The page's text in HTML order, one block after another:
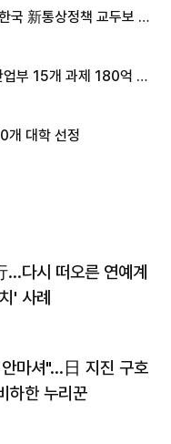
국 新통상정책 교두보 활
부 15개 과제 180억 지
개 대학 선정
…다시 떠오른 연예계
' 사례
마셔"…日 지진 구호
하한 누리꾼